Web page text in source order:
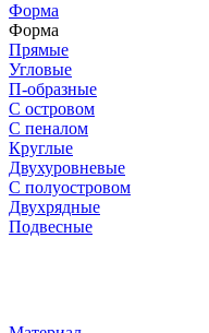
Форма
Форма
Прямые
Угловые
П-образные
С островом
С пеналом
Круглые
Двухуровневые
С полуостровом
Двухрядные
Подвесные